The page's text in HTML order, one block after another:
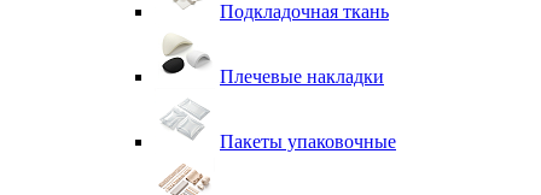
Подкладочная ткань
Плечевые накладки
Пакеты упаковочные